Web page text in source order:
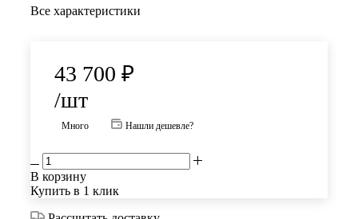
Все характеристики
43 700 ₽
/шт
Много Нашли дешевле?
В корзину
Купить в 1 клик